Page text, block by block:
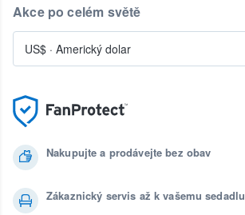
Nakupujte a prodávejte bez obav
Zákaznický servis až k vašemu sedadlu
Akce po celém světě
US$ · Americký dolar